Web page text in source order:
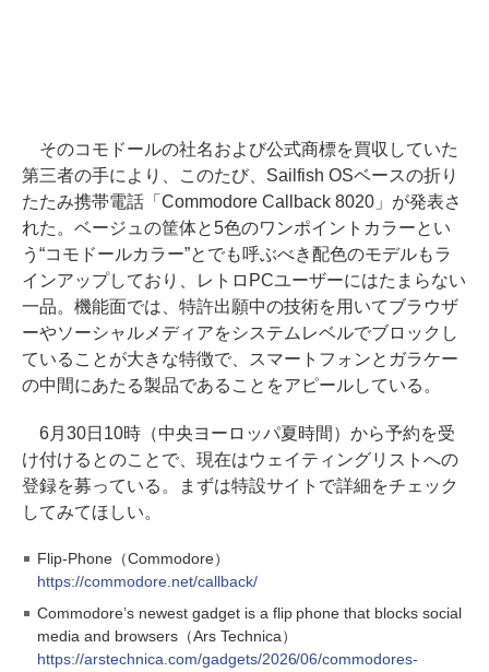
そのコモドールの社名および公式商標を買収していた
第三者の手により、このたび、Sailfish OSベースの折り
たたみ携帯電話「Commodore Callback 8020」が発表さ
れた。ベージュの筐体と5色のワンポイントカラーとい
う“コモドールカラー”とでも呼ぶべき配色のモデルもラ
インアップしており、レトロPCユーザーにはたまらない
一品。機能面では、特許出願中の技術を用いてブラウザ
ーやソーシャルメディアをシステムレベルでブロックし
ていることが大きな特徴で、スマートフォンとガラケー
の中間にあたる製品であることをアピールしている。
6月30日10時（中央ヨーロッパ夏時間）から予約を受
け付けるとのことで、現在はウェイティングリストへの
登録を募っている。まずは特設サイトで詳細をチェック
してみてほしい。
Flip-Phone（Commodore）
https://commodore.net/callback/
Commodore’s newest gadget is a flip phone that blocks social
media and browsers（Ars Technica）
https://arstechnica.com/gadgets/2026/06/commodores-